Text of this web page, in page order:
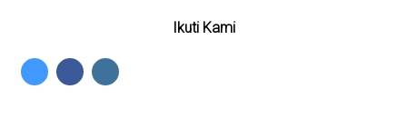
Ikuti Kami